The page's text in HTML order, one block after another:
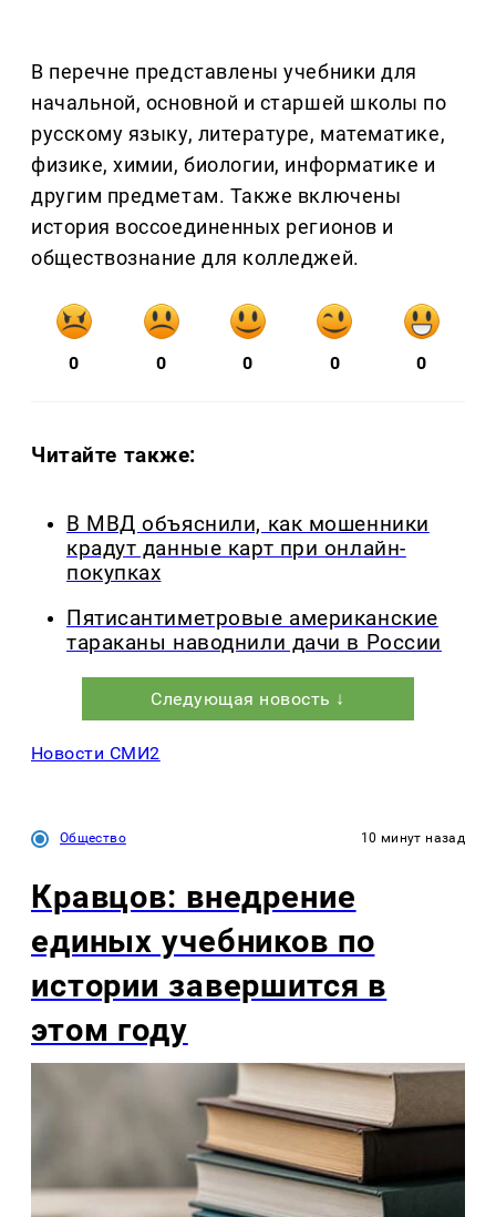
В перечне представлены учебники для
начальной, основной и старшей школы по
русскому языку, литературе, математике,
физике, химии, биологии, информатике и
другим предметам. Также включены
история воссоединенных регионов и
обществознание для колледжей.
0 0 0 0 0
Читайте также:
В МВД объяснили, как мошенники
крадут данные карт при онлайн-
покупках
Пятисантиметровые американские
тараканы наводнили дачи в России
Следующая новость ↓
Новости СМИ2
Общество 10 минут назад
Кравцов: внедрение
единых учебников по
истории завершится в
этом году